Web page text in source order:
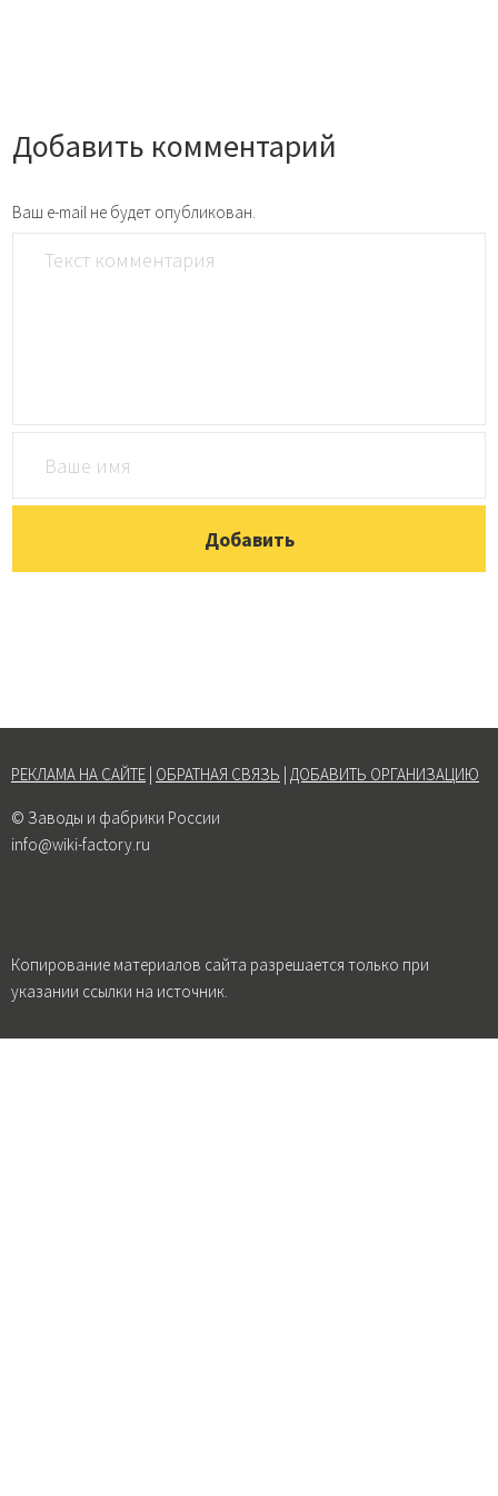
Добавить комментарий
Ваш e-mail не будет опубликован.
РЕКЛАМА НА САЙТЕ ОБРАТНАЯ СВЯЗЬ ДОБАВИТЬ ОРГАНИЗАЦИЮ
© Заводы и фабрики России
info@wiki-factory.ru
Копирование материалов сайта разрешается только при
указании ссылки на источник.